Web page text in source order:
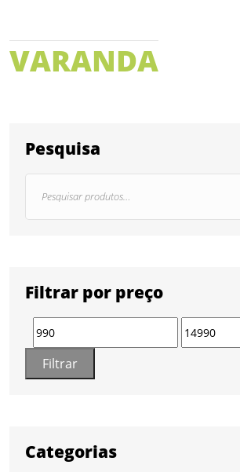
VARANDA
Pesquisa
Filtrar por preço
Filtrar
Categorias